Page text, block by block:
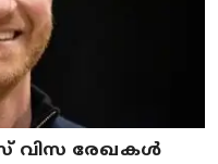
വിസ രേഖകൾ